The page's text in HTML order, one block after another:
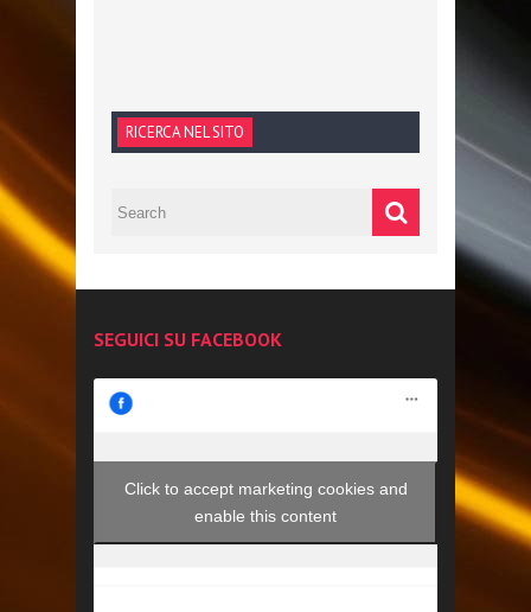
RICERCA NEL SITO
SEGUICI SU FACEBOOK
Click to accept marketing cookies and
enable this content